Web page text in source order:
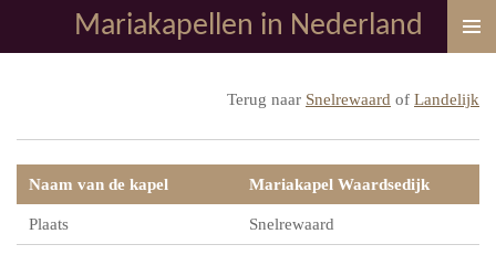
direct
Mariakapellen in Nederland
Terug naar Snelrewaard of Landelijk
Naam van de kapel Mariakapel Waardsedijk
Plaats Snelrewaard